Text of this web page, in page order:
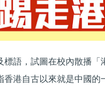
語，試圖在校內散播「
港自古以來就是中國的